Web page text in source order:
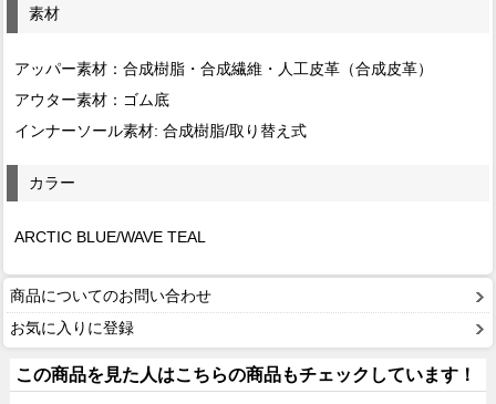
素材
アッパー素材：合成樹脂・合成繊維・人工皮革（合成皮革）
アウター素材：ゴム底
インナーソール素材: 合成樹脂/取り替え式
カラー
ARCTIC BLUE/WAVE TEAL
商品についてのお問い合わせ
お気に入りに登録
この商品を見た人はこちらの商品もチェックしています！